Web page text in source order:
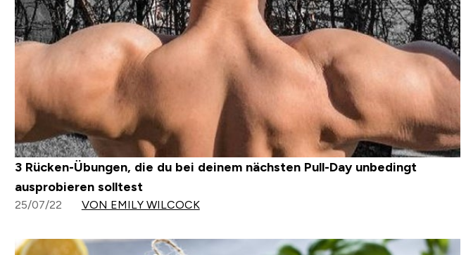
3 Rücken-Übungen, die du bei deinem nächsten Pull-Day unbedingt
ausprobieren solltest
25/07/22 VON EMILY WILCOCK